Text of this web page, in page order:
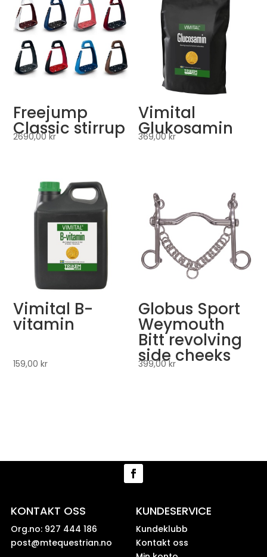
Freejump
Classic stirrup
2690,00kr
Vimital
Glukosamin
369,00kr
Vimital B-
vitamin
159,00kr
Globus Sport
Weymouth
Bitt revolving
side cheeks
399,00kr
KONTAKT OSS
Org.no: 927 444 186
post@mtequestrian.no
KUNDESERVICE
Kundeklubb
Kontakt oss